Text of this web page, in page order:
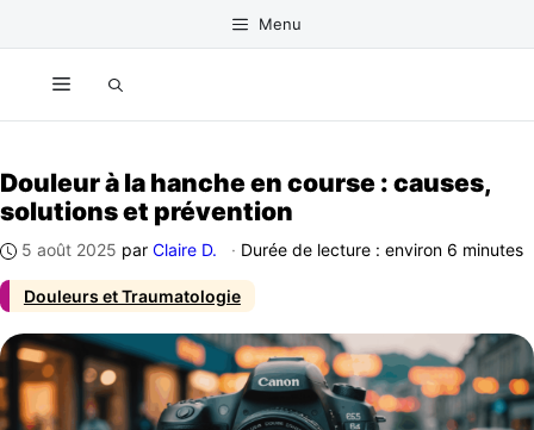
Menu
Menu
Douleurs et Traumatologie
Douleur à la hanche en course : causes,
solutions et prévention
5 août 2025 par Claire D. · Durée de lecture : environ 6 minutes